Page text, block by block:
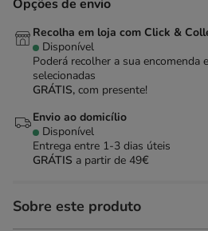
Opções de envio
Recolha em loja com Click &
Disponível
Poderá recolher a sua encomenda
selecionadas
GRÁTIS, com presente!
Envio ao domicílio
Disponível
Entrega entre 1-3 dias úteis
GRÁTIS a partir de 49€
Sobre este produto